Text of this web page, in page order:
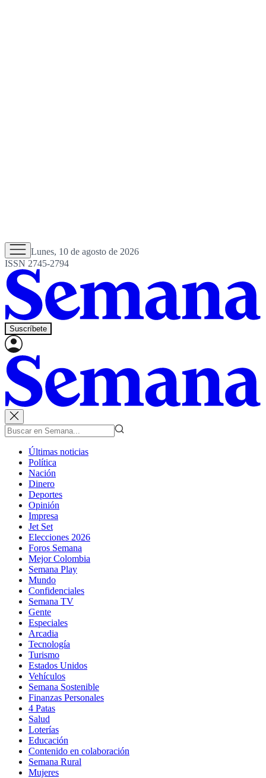
Lunes, 10 de agosto de 2026
ISSN 2745-2794
Suscríbete
Últimas noticias
Política
Nación
Dinero
Deportes
Opinión
Impresa
Jet Set
Elecciones 2026
Foros Semana
Mejor Colombia
Semana Play
Mundo
Confidenciales
Semana TV
Gente
Especiales
Arcadia
Tecnología
Turismo
Estados Unidos
Vehículos
Semana Sostenible
Finanzas Personales
4 Patas
Salud
Loterías
Educación
Contenido en colaboración
Semana Rural
Mujeres